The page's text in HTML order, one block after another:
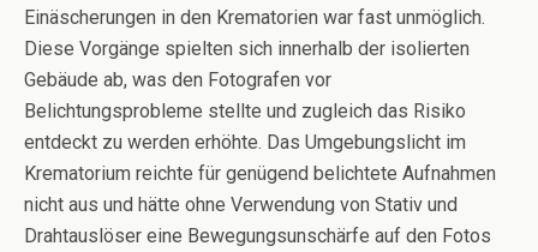
Einäscherungen in den Krematorien war fast unmöglich.
Diese Vorgänge spielten sich innerhalb der isolierten
Gebäude ab, was den Fotografen vor
Belichtungsprobleme stellte und zugleich das Risiko
entdeckt zu werden erhöhte. Das Umgebungslicht im
Krematorium reichte für genügend belichtete Aufnahmen
nicht aus und hätte ohne Verwendung von Stativ und
Drahtauslöser eine Bewegungsunschärfe auf den Fotos